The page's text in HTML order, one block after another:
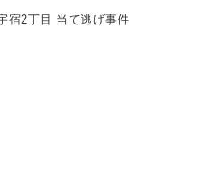
宿2丁目 当て逃げ事件